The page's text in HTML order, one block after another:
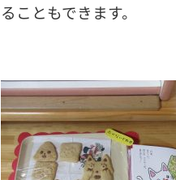
ることもできます。